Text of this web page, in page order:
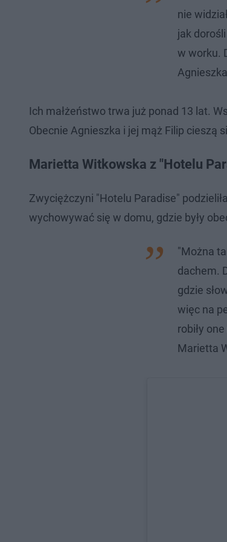
nie
jak
w worku.
Ich małżeństwo trwa już ponad 13 lat.
Obecnie Agnieszka i jej mąż Filip cieszą
Marietta Witkowska z "Hotelu
Zwyciężczyni "Hotelu Paradise"
wychowywać się w domu, gdzie były
"Można
dachem.
gdzie
więc na
robiły
Marietta